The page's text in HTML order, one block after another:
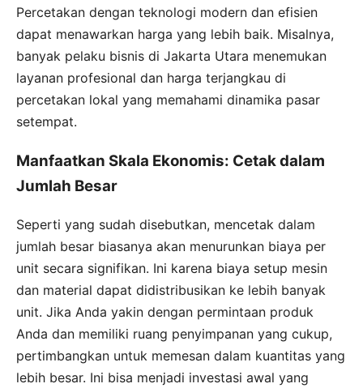
Percetakan dengan teknologi modern dan efisien
dapat menawarkan harga yang lebih baik. Misalnya,
banyak pelaku bisnis di Jakarta Utara menemukan
layanan profesional dan harga terjangkau di
percetakan lokal yang memahami dinamika pasar
setempat.
Manfaatkan Skala Ekonomis: Cetak dalam
Jumlah Besar
Seperti yang sudah disebutkan, mencetak dalam
jumlah besar biasanya akan menurunkan biaya per
unit secara signifikan. Ini karena biaya setup mesin
dan material dapat didistribusikan ke lebih banyak
unit. Jika Anda yakin dengan permintaan produk
Anda dan memiliki ruang penyimpanan yang cukup,
pertimbangkan untuk memesan dalam kuantitas yang
lebih besar. Ini bisa menjadi investasi awal yang